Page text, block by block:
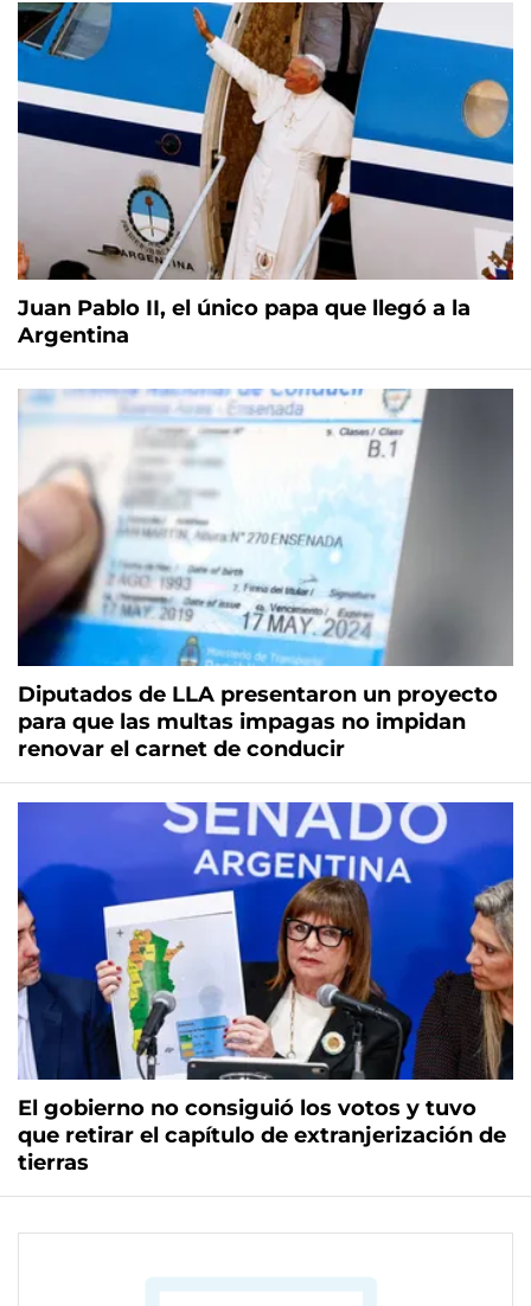
Juan Pablo II, el único papa que llegó a la
Argentina
Diputados de LLA presentaron un proyecto
para que las multas impagas no impidan
renovar el carnet de conducir
El gobierno no consiguió los votos y tuvo
que retirar el capítulo de extranjerización de
tierras